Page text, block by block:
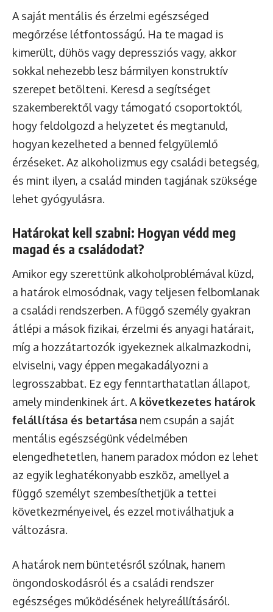
A saját mentális és érzelmi egészséged
megőrzése létfontosságú. Ha te magad is
kimerült, dühös vagy depressziós vagy, akkor
sokkal nehezebb lesz bármilyen konstruktív
szerepet betölteni. Keresd a segítséget
szakemberektől vagy támogató csoportoktól,
hogy feldolgozd a helyzetet és megtanuld,
hogyan kezelheted a benned felgyülemlő
érzéseket. Az alkoholizmus egy családi betegség,
és mint ilyen, a család minden tagjának szüksége
lehet gyógyulásra.
Határokat kell szabni: Hogyan védd meg
magad és a családodat?
Amikor egy szerettünk alkoholproblémával küzd,
a határok elmosódnak, vagy teljesen felbomlanak
a családi rendszerben. A függő személy gyakran
átlépi a mások fizikai, érzelmi és anyagi határait,
míg a hozzátartozók igyekeznek alkalmazkodni,
elviselni, vagy éppen megakadályozni a
legrosszabbat. Ez egy fenntarthatatlan állapot,
amely mindenkinek árt. A következetes határok
felállítása és betartása nem csupán a saját
mentális egészségünk védelmében
elengedhetetlen, hanem paradox módon ez lehet
az egyik leghatékonyabb eszköz, amellyel a
függő személyt szembesíthetjük a tettei
következményeivel, és ezzel motiválhatjuk a
változásra.
A határok nem büntetésről szólnak, hanem
öngondoskodásról és a családi rendszer
egészséges működésének helyreállításáról.